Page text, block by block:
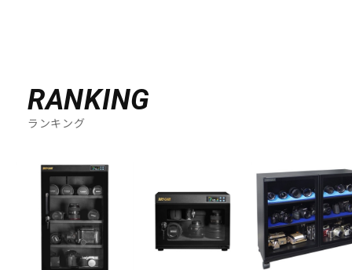
RANKING
ランキング